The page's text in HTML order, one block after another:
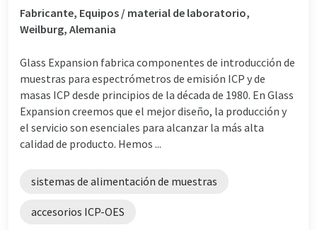
Fabricante, Equipos / material de laboratorio,
Weilburg, Alemania
Glass Expansion fabrica componentes de introducción de
muestras para espectrómetros de emisión ICP y de
masas ICP desde principios de la década de 1980. En Glass
Expansion creemos que el mejor diseño, la producción y
el servicio son esenciales para alcanzar la más alta
calidad de producto. Hemos ...
sistemas de alimentación de muestras
accesorios ICP-OES